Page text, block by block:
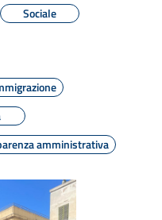
Sociale
amministrativa